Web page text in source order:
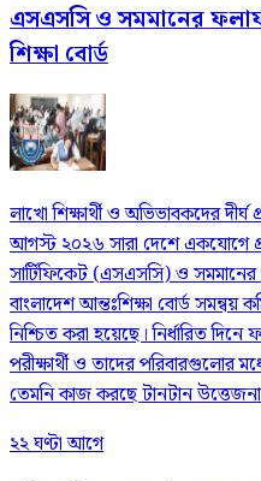
এসএসসি ও সমমানের
শিক্ষা বোর্ড
লাখো শিক্ষার্থী ও অভিভাবকদের
আগস্ট ২০২৬ সারা দেশে একযোগে
সার্টিফিকেট (এসএসসি) ও সমমানের
বাংলাদেশ আন্তঃশিক্ষা বোর্ড সমন্বয়
নিশ্চিত করা হয়েছে। নির্ধারিত
পরীক্ষার্থী ও তাদের পরিবারগুলোর
তেমনি কাজ করছে টানটান
২২ ঘণ্টা আগে